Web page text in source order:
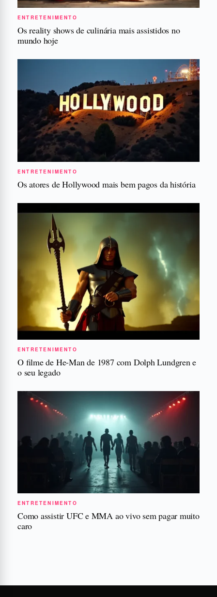
ENTRETENIMENTO
Os reality shows de culinária mais assistidos no
mundo hoje
ENTRETENIMENTO
Os atores de Hollywood mais bem pagos da história
ENTRETENIMENTO
O filme de He-Man de 1987 com Dolph Lundgren e
o seu legado
ENTRETENIMENTO
Como assistir UFC e MMA ao vivo sem pagar muito
caro